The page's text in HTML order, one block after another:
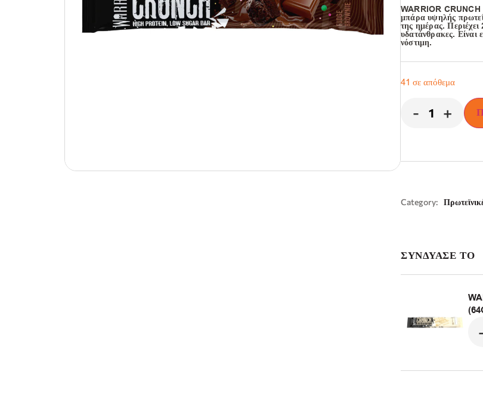
WARRIOR
μπάρα υψηλής
της ημέρας.
υδατάνθρακες. Είναι
νόστιμη.
41 σε απόθεμα
- +
Category:
ΣΥΝΔΥΑΣΕ ΤΟ